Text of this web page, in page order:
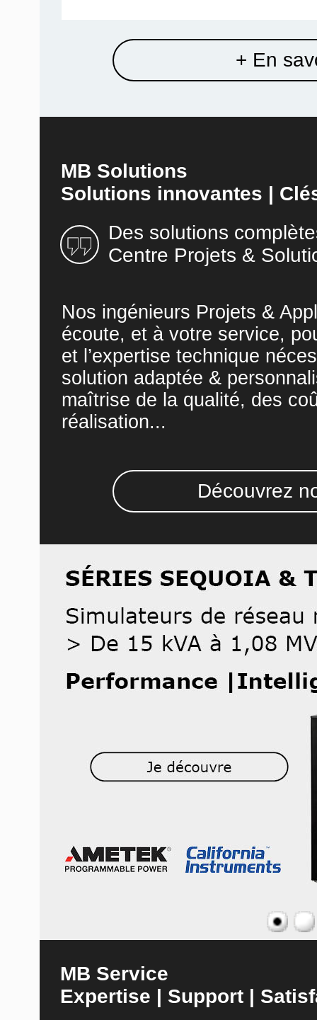
+ En
MB Solutions
Solutions innovantes |
Des solutions
Centre Projets &
Nos ingénieurs Projets &
écoute, et à votre service,
et l’expertise technique
solution adaptée &
maîtrise de la qualité, des
réalisation...
Découvrez
MB Service
Expertise | Support |